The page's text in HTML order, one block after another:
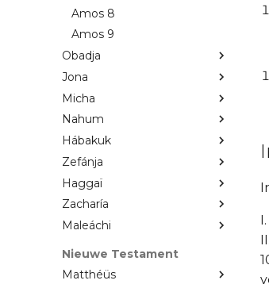
Amos 8
Amos 9
Obadja
Jona
Micha
Nahum
Hábakuk
Zefánja
Haggaï
Zacharía
Maleáchi
Nieuwe Testament
Matthéüs